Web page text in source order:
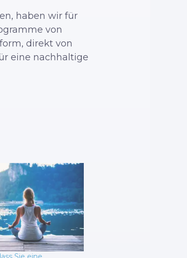
haben wir für
von
direkt von
eine nachhaltige